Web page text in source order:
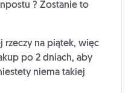
? Zostanie to
rzeczy na piątek, więc
po 2 dniach, aby
niema takiej